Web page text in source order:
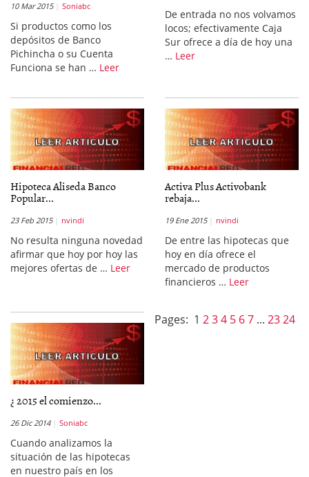
10 Mar 2015 Soniabc
Si productos como los
depósitos de Banco
Pichincha o su Cuenta
Funciona se han … Leer
De entrada no nos volvamos
locos; efectivamente Caja
Sur ofrece a día de hoy una
… Leer
Hipoteca Aliseda Banco
Popular...
23 Feb 2015 nvindi
No resulta ninguna novedad
afirmar que hoy por hoy las
mejores ofertas de … Leer
Activa Plus Activobank
rebaja...
19 Ene 2015 nvindi
De entre las hipotecas que
hoy en día ofrece el
mercado de productos
financieros … Leer
¿ 2015 el comienzo...
26 Dic 2014 Soniabc
Cuando analizamos la
situación de las hipotecas
en nuestro país en los
Pages: 1 234 5 67 ... 2324